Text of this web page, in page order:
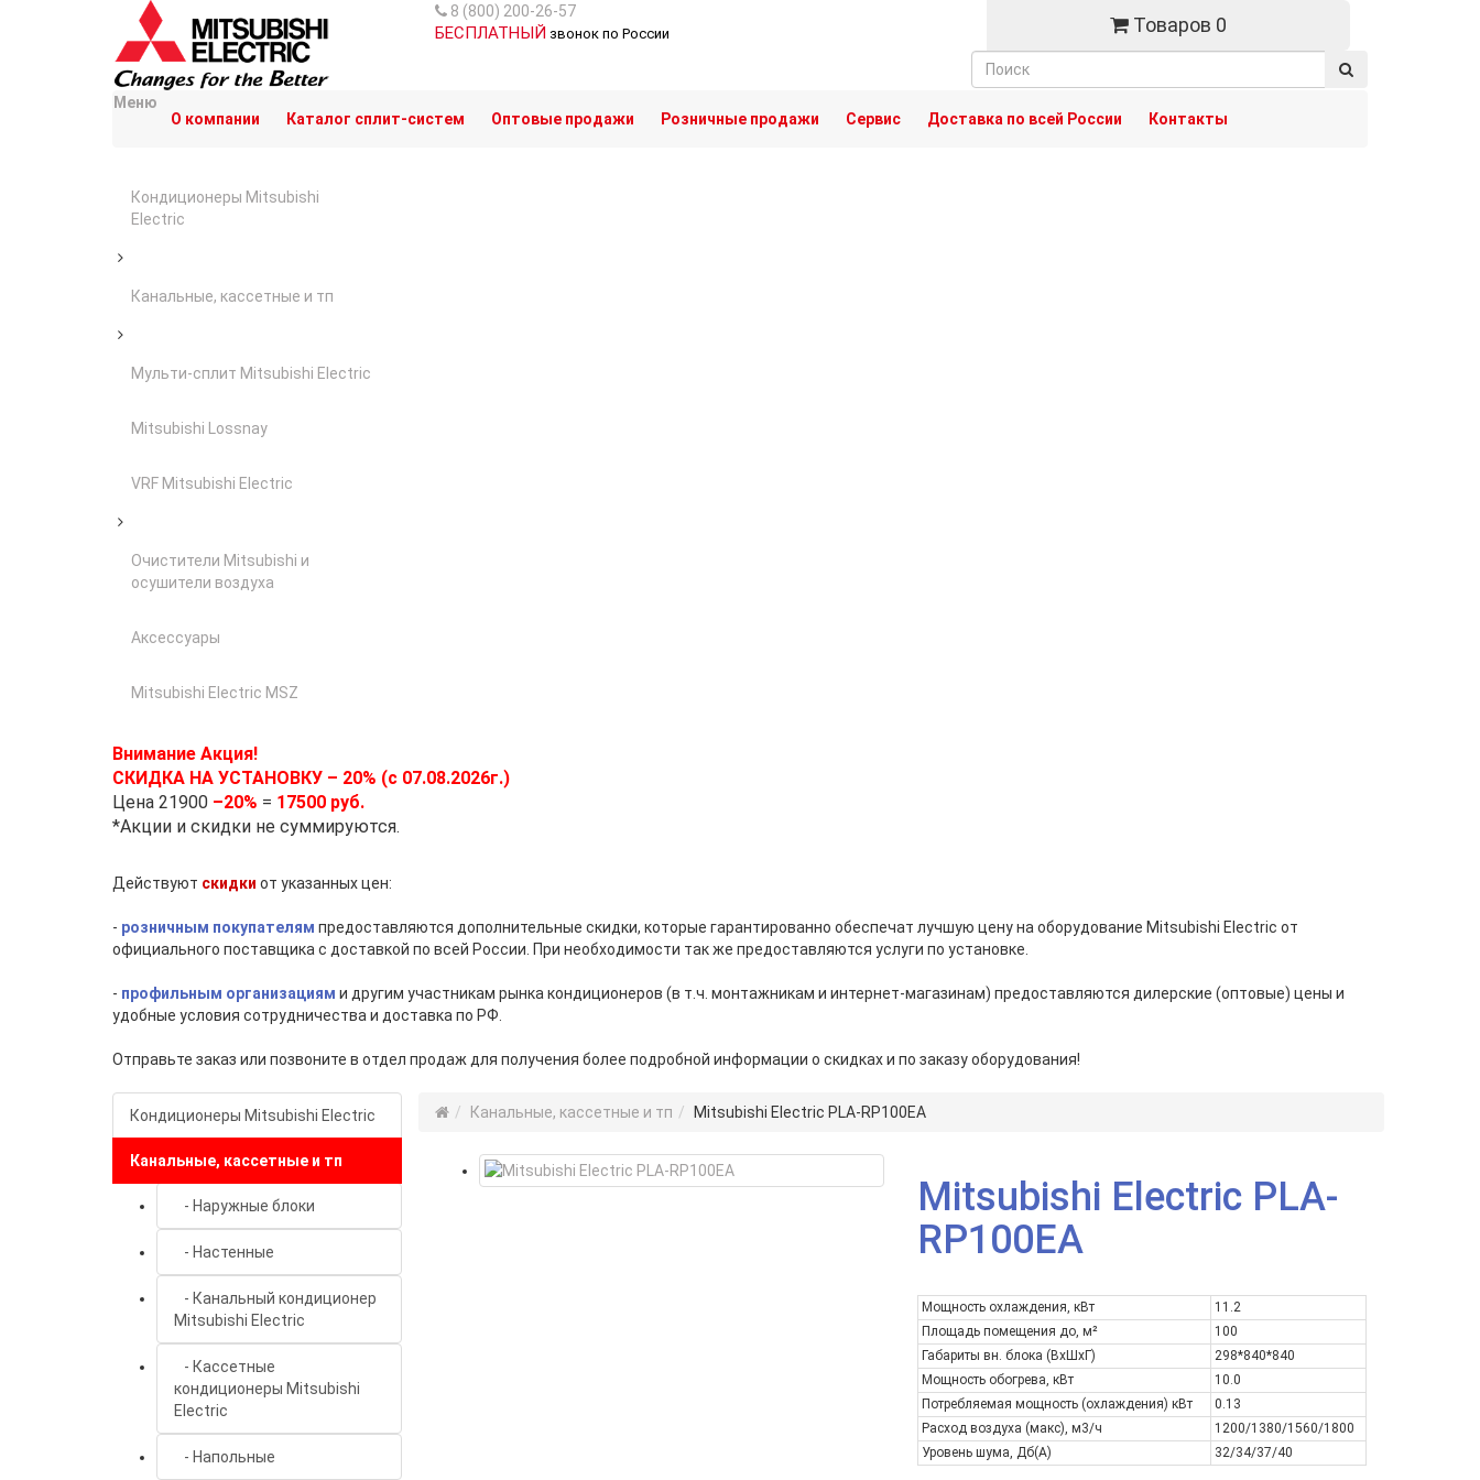
8 (800) 200-26-57
БЕСПЛАТНЫЙ звонок по России Товаров 0
Меню
О компании
Каталог сплит-систем Оптовые продажи Розничные продажи Сервис Доставка по всей России Контакты
Кондиционеры Mitsubishi
Electric
Канальные, кассетные и тп
Мульти-сплит Mitsubishi Electric
Mitsubishi Lossnay
VRF Mitsubishi Electric
Очистители Mitsubishi и
осушители воздуха
Аксессуары
Mitsubishi Electric MSZ
Внимание Акция!
СКИДКА НА УСТАНОВКУ – 20% (с 07.08.2026г.)
Цена 21900 –20% = 17500 руб.
*Акции и скидки не суммируются.
Действуют скидки от указанных цен:
- розничным покупателям предоставляются дополнительные скидки, которые гарантированно обеспечат лучшую цену на оборудование Mitsubishi Electric от
официального поставщика с доставкой по всей России. При необходимости так же предоставляются услуги по установке.
- профильным организациям и другим участникам рынка кондиционеров (в т.ч. монтажникам и интернет-магазинам) предоставляются дилерские (оптовые) цены и
удобные условия сотрудничества и доставка по РФ.
Отправьте заказ или позвоните в отдел продаж для получения более подробной информации о скидках и по заказу оборудования!
Кондиционеры Mitsubishi Electric
Канальные, кассетные и тп
- Наружные блоки
- Настенные
- Канальный кондиционер
Mitsubishi Electric
- Кассетные
кондиционеры Mitsubishi
Electric
- Напольные
Канальные, кассетные и тп Mitsubishi Electric PLA-RP100EA
Mitsubishi Electric PLA-
RP100EA
Мощность охлаждения, кВт
11.2
Площадь помещения до, м²
100
Габариты вн. блока (ВxШxГ)
298*840*840
Мощность обогрева, кВт
10.0
Потребляемая мощность (охлаждения) кВт
0.13
Расход воздуха (макс), м3/ч
1200/1380/1560/1800
Уровень шума, Дб(А)
32/34/37/40